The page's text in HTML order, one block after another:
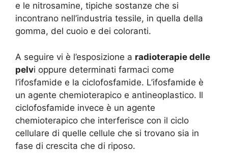
e le nitrosamine, tipiche sostanze che si
incontrano nell’industria tessile, in quella della
gomma, del cuoio e dei coloranti.
A seguire vi è l’esposizione a radioterapie delle
pelvi oppure determinati farmaci come
l’ifosfamide e la ciclofosfamide. L’ifosfamide è
un agente chemioterapico e antineoplastico. Il
ciclofosfamide invece è un agente
chemioterapico che interferisce con il ciclo
cellulare di quelle cellule che si trovano sia in
fase di crescita che di riposo.